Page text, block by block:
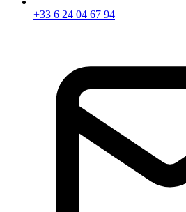
+33 6 24 04 67 94